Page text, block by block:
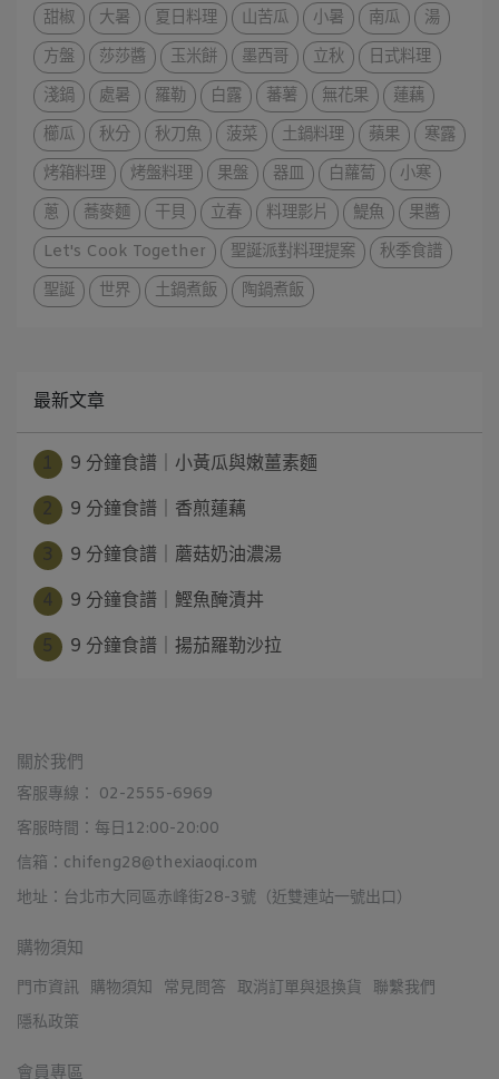
甜椒
大暑 夏日料理 山苦瓜 小暑 南瓜
湯
方盤
莎莎醬 玉米餅 墨西哥 立秋
日式料理
淺鍋
處暑 羅勒 白露 蕃薯 無花果
蓮藕
櫛瓜
秋分 秋刀魚 菠菜 土鍋料理 蘋果
寒露
烤箱料理
烤盤料理 果盤 器皿 白蘿蔔
小寒
蔥
蕎麥麵 干貝 立春 料理影片 鯷魚
果醬
Let's Cook Together
聖誕派對料理提案
秋季食譜
聖誕
世界 土鍋煮飯 陶鍋煮飯
最新文章
9 分鐘食譜｜小黃瓜與嫩薑素麵
9 分鐘食譜｜香煎蓮藕
9 分鐘食譜｜蘑菇奶油濃湯
9 分鐘食譜｜鰹魚醃漬丼
9 分鐘食譜｜揚茄羅勒沙拉
關於我們
客服專線： 02-2555-6969
客服時間：每日12:00-20:00
信箱：chifeng28@thexiaoqi.com
地址：台北市大同區赤峰街28-3號（近雙連站一號出口）
購物須知
門市資訊 購物須知 常見問答 取消訂單與退換貨
聯繫我們
隱私政策
會員專區